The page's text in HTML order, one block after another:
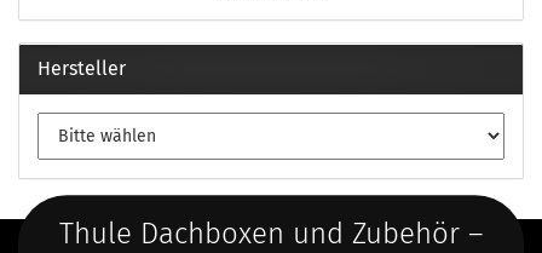
Hersteller
Thule Dachboxen und Zubehör –